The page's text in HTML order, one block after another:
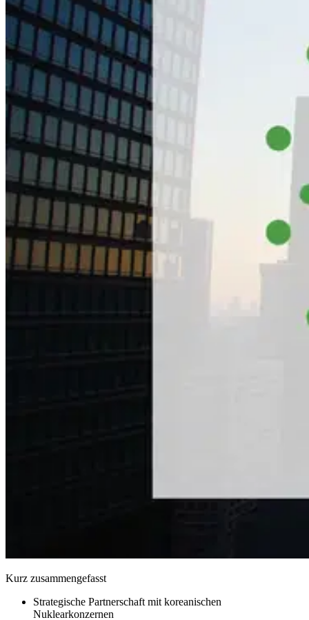
Kurz zusammengefasst
Strategische Partnerschaft mit koreanischen
Nuklearkonzernen